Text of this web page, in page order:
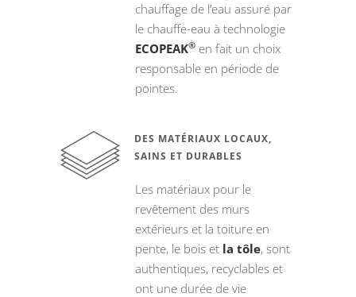
chauffage de l’eau assuré par
le chauffe-eau à technologie
ECOPEAK® en fait un choix
responsable en période de
pointes.
DES MATÉRIAUX LOCAUX,
SAINS ET DURABLES
Les matériaux pour le
revêtement des murs
extérieurs et la toiture en
pente, le bois et la tôle, sont
authentiques, recyclables et
ont une durée de vie